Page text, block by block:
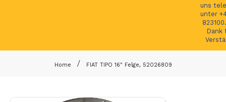
uns
unter
Dank
Home FIAT TIPO 16" Felge, 52026809